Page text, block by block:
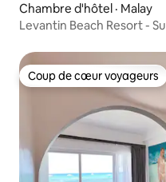
Chambre d'hôtel · Malay
Levantin Beach Resort -
Coup de cœur voyageurs
Coup de cœur voyageurs